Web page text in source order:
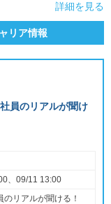
詳細を見る
リア情報
員のリアルが聞け
、09/11 13:00
のリアルが聞ける！